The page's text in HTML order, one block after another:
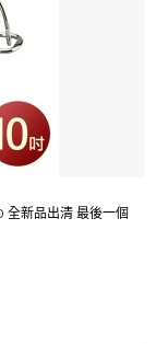
全新品出清 最後一個